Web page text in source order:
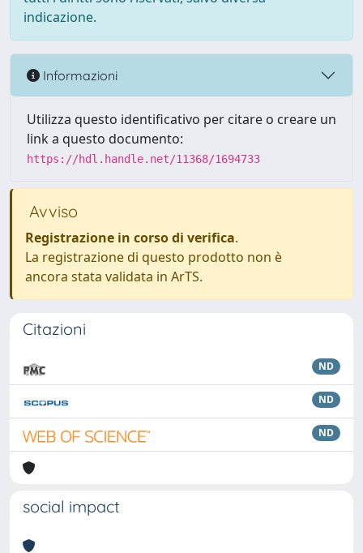
indicazione.
Informazioni
Utilizza questo identificativo per citare o creare un
link a questo documento:
https://hdl.handle.net/11368/1694733
Avviso
Registrazione in corso di verifica.
La registrazione di questo prodotto non è
ancora stata validata in ArTS.
Citazioni
ND
ND
ND
social impact